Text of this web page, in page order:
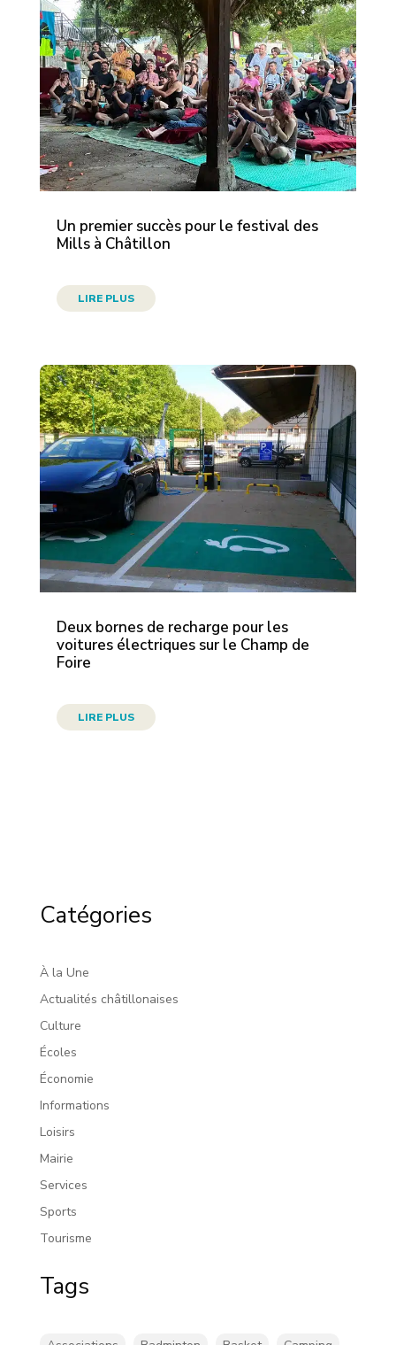
Un premier succès pour le festival des
Mills à Châtillon
LIRE PLUS
Deux bornes de recharge pour les
voitures électriques sur le Champ de
Foire
LIRE PLUS
Catégories
À la Une
Actualités châtillonaises
Culture
Écoles
Économie
Informations
Loisirs
Mairie
Services
Sports
Tourisme
Tags